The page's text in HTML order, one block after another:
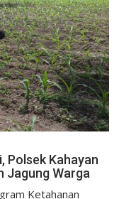
Polsek Kahayan
Jagung Warga
Ketahanan